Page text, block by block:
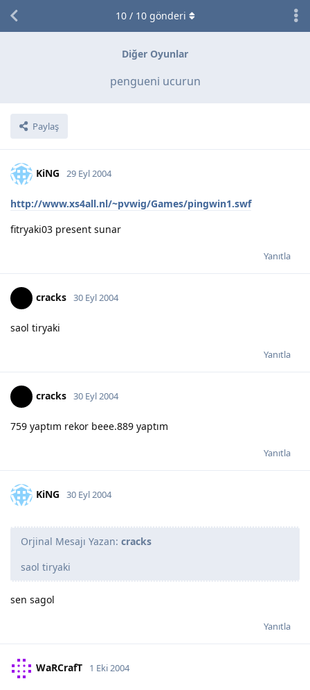
Diğer Oyunlar
pengueni ucurun
Paylaş
10/ 10gönderi
KiNG 29 Eyl 2004
http://www.xs4all.nl/~pvwig/Games/pingwin1.swf
fitryaki03 present sunar
Yanıtla
cracks 30 Eyl 2004
saol tiryaki
Yanıtla
cracks 30 Eyl 2004
759 yaptım rekor beee.889 yaptım
Yanıtla
KiNG 30 Eyl 2004
Orjinal Mesajı Yazan: cracks
saol tiryaki
sen sagol
Yanıtla
WaRCrafT 1 Eki 2004